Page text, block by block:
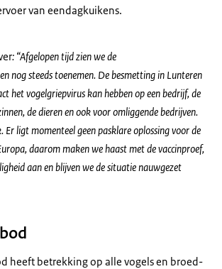
van eendagkuikens.
: “Afgelopen tijd zien we de
nog steeds toenemen. De besmetting in Lunteren
het vogelgriepvirus kan hebben op een bedrijf, de
de dieren en ook voor omliggende bedrijven.
Er ligt momenteel geen pasklare oplossing voor de
daarom maken we haast met de vaccinproef,
aan en blijven we de situatie nauwgezet
heeft betrekking op alle vogels en broed-